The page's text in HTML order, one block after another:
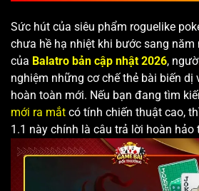
Sức hút của siêu phẩm roguelike
chưa hề hạ nhiệt khi bước sang
của Balatro bản cập nhật 2026,
nghiệm những cơ chế thẻ bài biến dị
hoàn toàn mới. Nếu bạn đang tìm
mới ra mắt có tính chiến thuật cao,
1.1 này chính là câu trả lời hoàn hảo